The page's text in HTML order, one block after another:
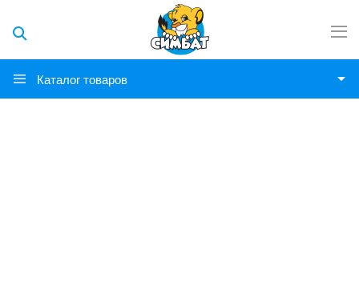
Каталог товаров